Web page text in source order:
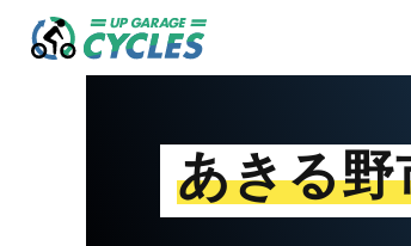
あきる野